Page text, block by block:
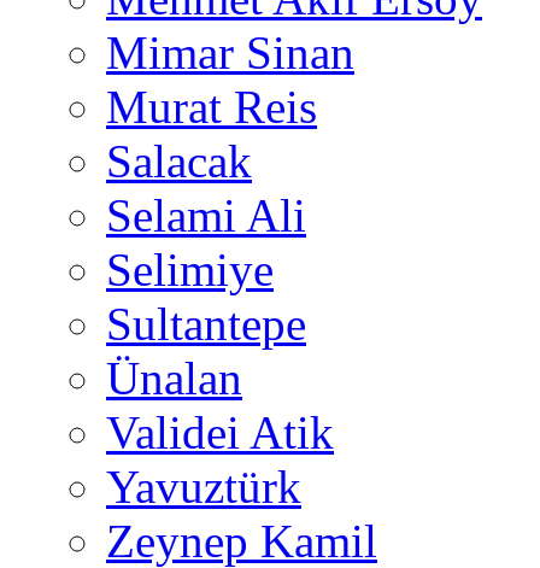
Mimar Sinan
Murat Reis
Salacak
Selami Ali
Selimiye
Sultantepe
Ünalan
Validei Atik
Yavuztürk
Zeynep Kamil